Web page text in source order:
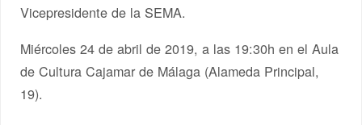
Vicepresidente de la SEMA.
Miércoles 24 de abril de 2019, a las 19:30h en el Aula
de Cultura Cajamar de Málaga (Alameda Principal,
19).